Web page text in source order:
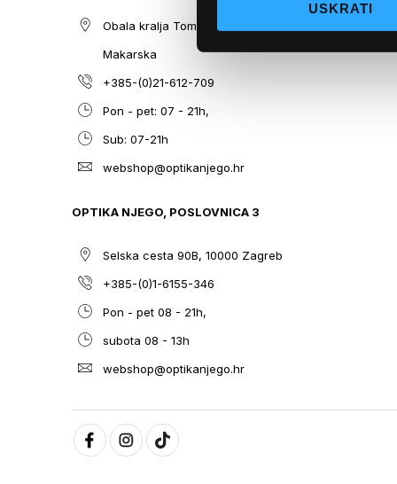
USKRATI
Obala kralja Tomislava 14, 21300
Makarska
+385-(0)21-612-709
Pon - pet: 07 - 21h,
Sub: 07-21h
webshop@optikanjego.hr
OPTIKA NJEGO, POSLOVNICA 3
Selska cesta 90B, 10000 Zagreb
+385-(0)1-6155-346
Pon - pet 08 - 21h,
subota 08 - 13h
webshop@optikanjego.hr